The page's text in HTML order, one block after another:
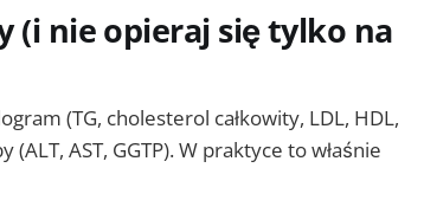
(i nie opieraj się tylko na
(TG, cholesterol całkowity, LDL, HDL,
AST, GGTP). W praktyce to właśnie